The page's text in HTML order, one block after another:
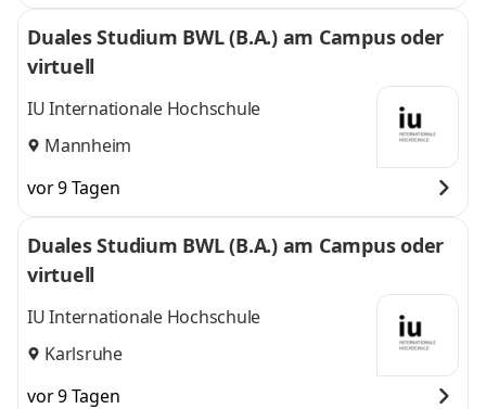
Duales Studium BWL (B.A.) am Campus oder
virtuell
IU Internationale Hochschule
Mannheim
vor 9 Tagen
Duales Studium BWL (B.A.) am Campus oder
virtuell
IU Internationale Hochschule
Karlsruhe
vor 9 Tagen